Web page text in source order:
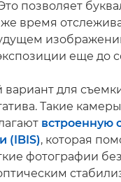
позволяет
же время
еще до
вариант для
Такие
встроенную
(IBIS), которая
фотографии